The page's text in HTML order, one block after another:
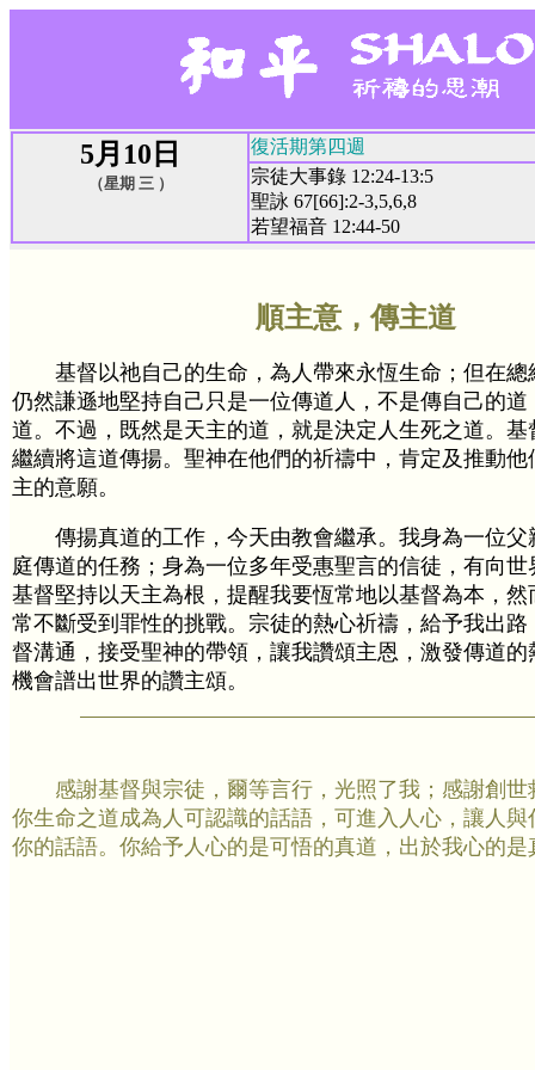
5月10日
（星期 三 ）
復活期第四週
宗徒大事錄 12:24-13:5
聖詠 67[66]:2-3,5,6,8
若望福音 12:44-50
順主意，傳主道
基督以祂自己的生命，為人帶來永恆生命；但在
仍然謙遜地堅持自己只是一位傳道人，不是傳自己的
道。不過，既然是天主的道，就是決定人生死之道。
繼續將這道傳揚。聖神在他們的祈禱中，肯定及推動
主的意願。
傳揚真道的工作，今天由教會繼承。我身為一位
庭傳道的任務；身為一位多年受惠聖言的信徒，有向
基督堅持以天主為根，提醒我要恆常地以基督為本，
常不斷受到罪性的挑戰。宗徒的熱心祈禱，給予我出
督溝通，接受聖神的帶領，讓我讚頌主恩，激發傳道
機會譜出世界的讚主頌。
感謝基督與宗徒，爾等言行，光照了我；感謝創
你生命之道成為人可認識的話語，可進入人心，讓人
你的話語。你給予人心的是可悟的真道，出於我心的是